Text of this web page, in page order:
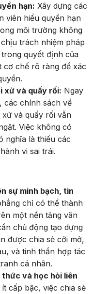
hạn: Xây dựng các
viên hiểu quyền hạn
môi trường không
trách nhiệm pháp
quyết định của
cơ chế rõ ràng để xác
xử và quấy rối: Ngay
các chính sách về
và quấy rối vẫn
Việc không có
nghĩa là thiếu các
vi sai trái.
sự minh bạch, tin
chỉ có thể thành
một nền tảng văn
chủ động tạo dựng
được chia sẻ cởi mở,
và tinh thần hợp tác
cá nhân.
và học hỏi liên
cấp bậc, việc chia sẻ